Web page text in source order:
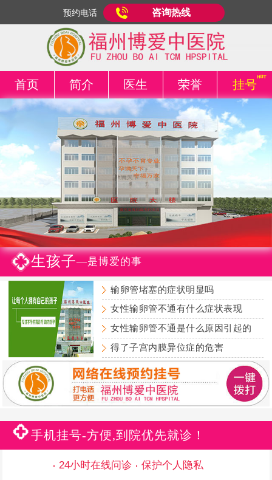
预约电话 咨询热线
首页 简介 医生 荣誉 挂号
生孩子—是博爱的事
输卵管堵塞的症状明显吗
女性输卵管不通有什么症状表现
女性输卵管不通是什么原因引起的
得了子宫内膜异位症的危害
手机挂号-方便,到院优先就诊！
24小时在线问诊
保护个人隐私